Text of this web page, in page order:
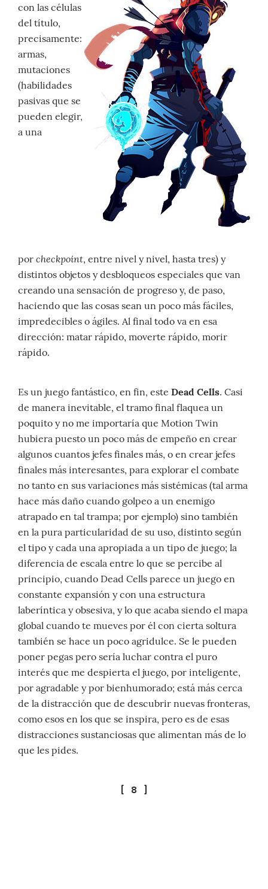
con las células
del título,
precisamente:
armas,
mutaciones
(habilidades
pasivas que se
pueden elegir,
a una
por checkpoint, entre nivel y nivel, hasta tres) y
distintos objetos y desbloqueos especiales que van
creando una sensación de progreso y, de paso,
haciendo que las cosas sean un poco más fáciles,
impredecibles o ágiles. Al final todo va en esa
dirección: matar rápido, moverte rápido, morir
rápido.
Es un juego fantástico, en fin, este Dead Cells. Casi
de manera inevitable, el tramo final flaquea un
poquito y no me importaría que Motion Twin
hubiera puesto un poco más de empeño en crear
algunos cuantos jefes finales más, o en crear jefes
finales más interesantes, para explorar el combate
no tanto en sus variaciones más sistémicas (tal arma
hace más daño cuando golpeo a un enemigo
atrapado en tal trampa; por ejemplo) sino también
en la pura particularidad de su uso, distinto según
el tipo y cada una apropiada a un tipo de juego; la
diferencia de escala entre lo que se percibe al
principio, cuando Dead Cells parece un juego en
constante expansión y con una estructura
laberíntica y obsesiva, y lo que acaba siendo el mapa
global cuando te mueves por él con cierta soltura
también se hace un poco agridulce. Se le pueden
poner pegas pero sería luchar contra el puro
interés que me despierta el juego, por inteligente,
por agradable y por bienhumorado; está más cerca
de la distracción que de descubrir nuevas fronteras,
como esos en los que se inspira, pero es de esas
distracciones sustanciosas que alimentan más de lo
que les pides.
[ 8 ]